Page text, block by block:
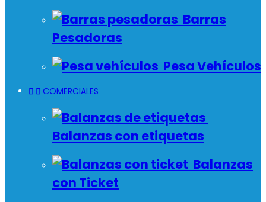
Barras
Pesadoras
Pesa Vehículos
  COMERCIALES
Balanzas con etiquetas
Balanzas
con Ticket